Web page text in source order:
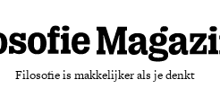
Filosofie is makkelijker als je denkt